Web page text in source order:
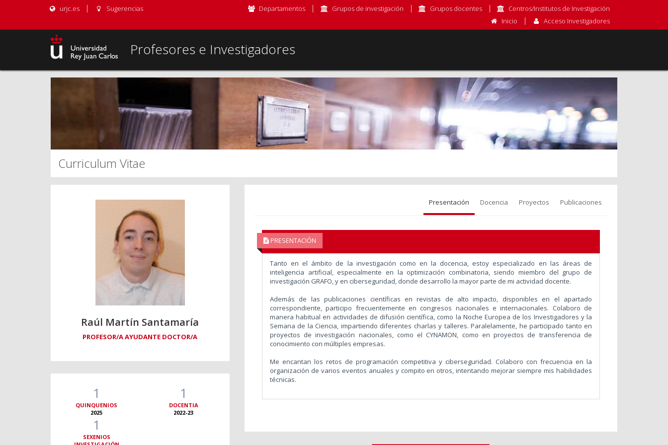
urjc.es Sugerencias Departamentos Grupos de investigación Grupos docentes
Centros/Institutos de Investigación
Inicio
Acceso Investigadores
Profesores e Investigadores
Curriculum Vitae
Raúl Martín Santamaría
PROFESOR/A AYUDANTE DOCTOR/A
1
QUINQUENIOS
2025
1
DOCENTIA
2022-23
1
SEXENIOS
Presentación Docencia Proyectos Publicaciones
PRESENTACIÓN
Tanto en el ámbito de la investigación como en la docencia, estoy especializado en las áreas de
inteligencia artificial, especialmente en la optimización combinatoria, siendo miembro del grupo de
investigación GRAFO, y en ciberseguridad, donde desarrollo la mayor parte de mi actividad docente.
Además de las publicaciones científicas en revistas de alto impacto, disponibles en el apartado
correspondiente, participo frecuentemente en congresos nacionales e internacionales. Colaboro de
manera habitual en actividades de difusión científica, como la Noche Europea de los Investigadores y la
Semana de la Ciencia, impartiendo diferentes charlas y talleres. Paralelamente, he participado tanto en
proyectos de investigación nacionales, como el CYNAMON, como en proyectos de transferencia de
conocimiento con múltiples empresas.
Me encantan los retos de programación competitiva y ciberseguridad. Colaboro con frecuencia en la
organización de varios eventos anuales y compito en otros, intentando mejorar siempre mis habilidades
técnicas.